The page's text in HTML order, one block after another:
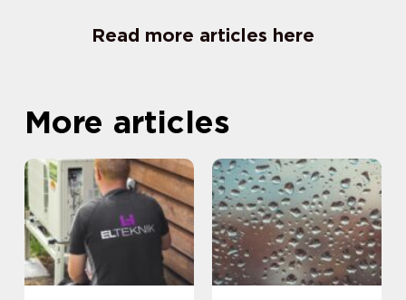
Read more articles here
More articles